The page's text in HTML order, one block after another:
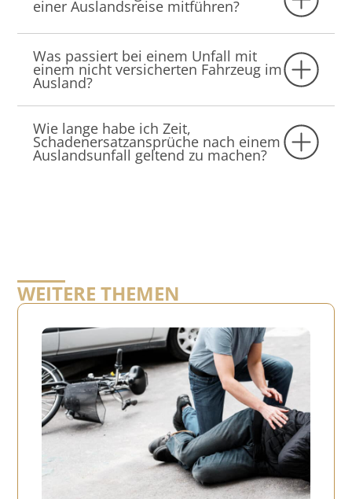
einer Auslandsreise mitführen?
Was passiert bei einem Unfall mit
einem nicht versicherten Fahrzeug im
Ausland?
Wie lange habe ich Zeit,
Schadenersatzansprüche nach einem
Auslandsunfall geltend zu machen?
WEITERE THEMEN